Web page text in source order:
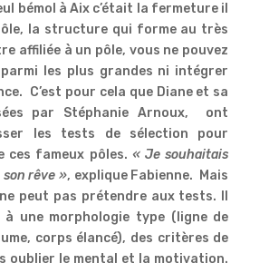
bémol à Aix c’était la fermeture il
la structure qui forme au très
affiliée à un pôle, vous ne pouvez
les plus grandes ni intégrer
C’est pour cela que Diane et sa
par Stéphanie Arnoux, ont
les tests de sélection pour
ces fameux pôles. « Je souhaitais
rêve », explique Fabienne. Mais
peut pas prétendre aux tests. Il
une morphologie type (ligne de
corps élancé), des critères de
oublier le mental et la motivation.